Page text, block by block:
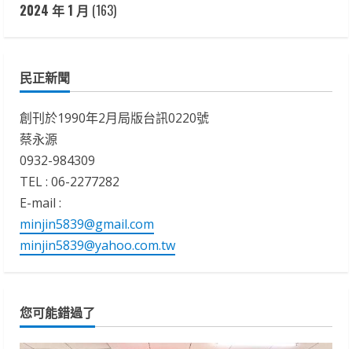
2024 年 1 月 (163)
民正新聞
創刊於1990年2月局版台訊0220號
蔡永源
0932-984309
TEL : 06-2277282
E-mail :
minjin5839@gmail.com
minjin5839@yahoo.com.tw
您可能錯過了